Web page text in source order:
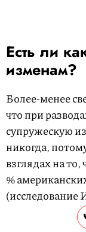
Есть ли
изменам?
Более-менее
что при
супружескую
никогда,
взглядах на
%
(исследование
результаты
of the